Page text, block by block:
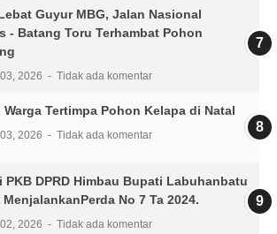
Guyur MBG, Jalan Nasional
- Batang Toru Terhambat Pohon
2026 Tidak ada komentar
Warga Tertimpa Pohon Kelapa di Natal
2026 Tidak ada komentar
PKB DPRD Himbau Bupati Labuhanbatu
MenjalankanPerda No 7 Ta 2024.
2026 Tidak ada komentar